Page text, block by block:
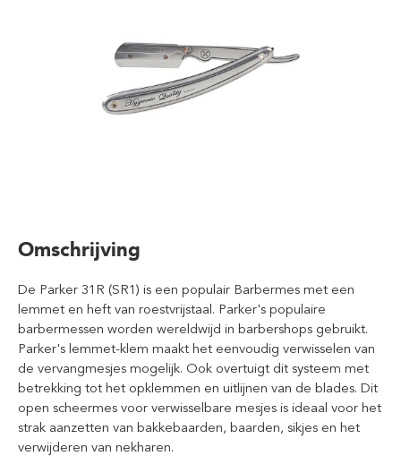
Omschrijving
De Parker 31R (SR1) is een populair Barbermes met een
lemmet en heft van roestvrijstaal. Parker's populaire
barbermessen worden wereldwijd in barbershops gebruikt.
Parker's lemmet-klem maakt het eenvoudig verwisselen van
de vervangmesjes mogelijk. Ook overtuigt dit systeem met
betrekking tot het opklemmen en uitlijnen van de blades. Dit
open scheermes voor verwisselbare mesjes is ideaal voor het
strak aanzetten van bakkebaarden, baarden, sikjes en het
verwijderen van nekharen.